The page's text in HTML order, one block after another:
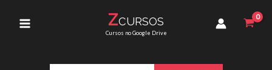
Menu
ZCURSOS
Cursos no Google Drive
Weather